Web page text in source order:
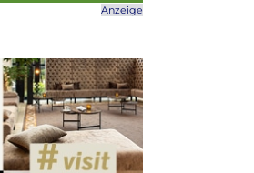
Anzeige